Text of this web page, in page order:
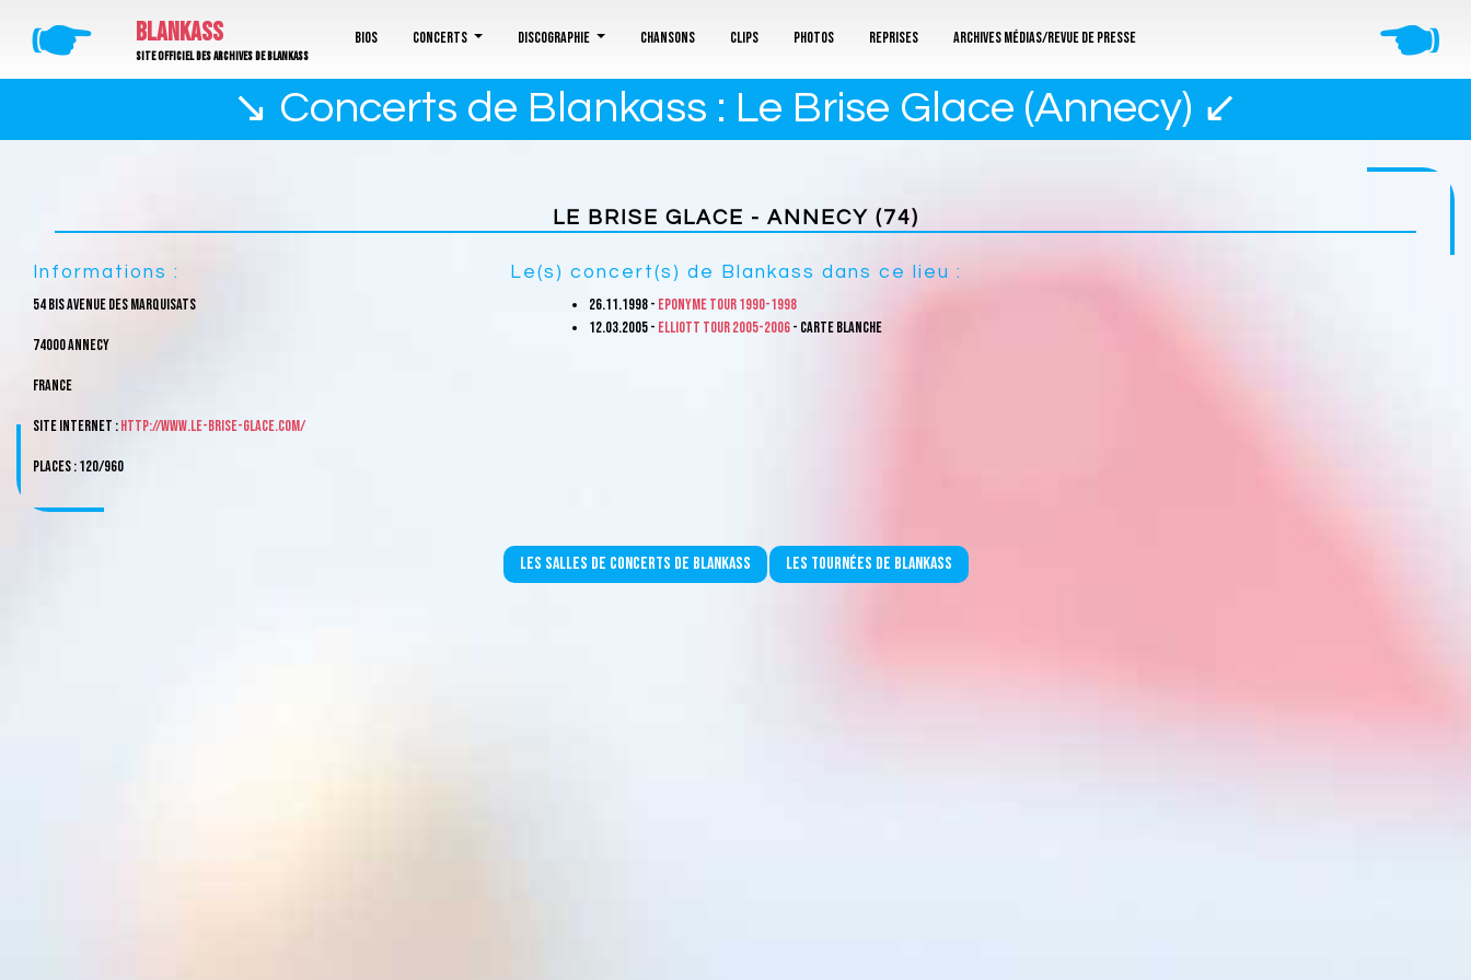
🖝 BLANKASS
Site officiel des archives de Blankass
Bios Concerts Discographie Chansons Clips Photos Reprises Archives médias/revue de presse 🖜
↘ Concerts de Blankass : Le Brise Glace (Annecy) ↙
LE BRISE GLACE - ANNECY (74)
Informations :
54 bis Avenue des Marquisats
74000 Annecy
France
Site internet :http://www.le-brise-glace.com/
Places : 120/960
Le(s) concert(s) de Blankass dans ce lieu :
26.11.1998 - Eponyme Tour 1990-1998
12.03.2005 - Elliott Tour 2005-2006- Carte Blanche
Les salles de concerts de Blankass Les tournées de Blankass